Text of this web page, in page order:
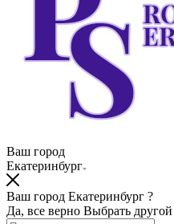
Ваш город
Екатеринбург
Ваш город Екатеринбург ?
Да, все верно Выбрать другой